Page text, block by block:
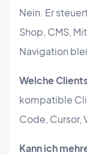
Nein. Er
Shop, CMS,
Navigation
Welche
kompatible
Code, Cursor,
Kann ich